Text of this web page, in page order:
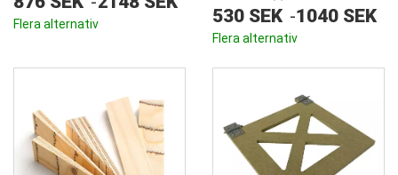
Flera alternativ 530 SEK -1040 SEK
Flera alternativ